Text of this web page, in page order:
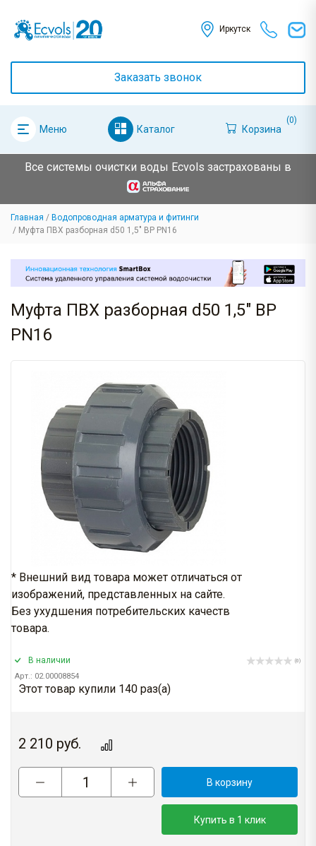
Иркутск
Заказать звонок
Меню Каталог Корзина
(0)
Все системы очистки воды Ecvols застрахованы в
Главная
Водопроводная арматура и фитинги
Муфта ПВХ разборная d50 1,5" ВР PN16
Муфта ПВХ разборная d50 1,5" ВР
PN16
* Внешний вид товара может отличаться от
изображений, представленных на сайте.
Без ухудшения потребительских качеств
товара.
В наличии
Арт.: 02.00008854
(0)
Этот товар купили 140 раз(a)
2 210 руб.
В корзину
Купить в 1 клик